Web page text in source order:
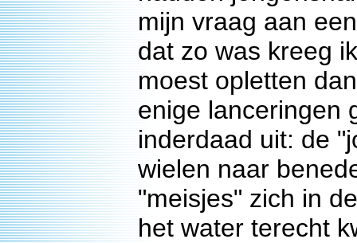
mijn vraag aan
dat zo was kreeg
moest opletten
enige lanceringen
inderdaad uit: de
wielen naar
"meisjes" zich in
het water terecht